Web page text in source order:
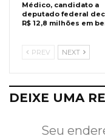
Médico, candidato a
deputado federal
R$ 12,8 milhões em
PREV NEXT
DEIXE UMA
Seu